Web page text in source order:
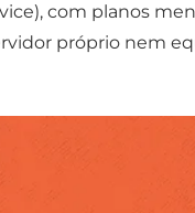
com planos
próprio nem